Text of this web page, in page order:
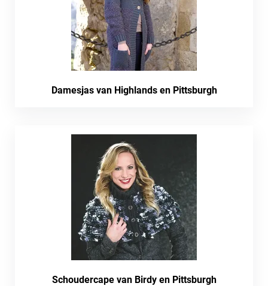
Damesjas van Highlands en Pittsburgh
Schoudercape van Birdy en Pittsburgh